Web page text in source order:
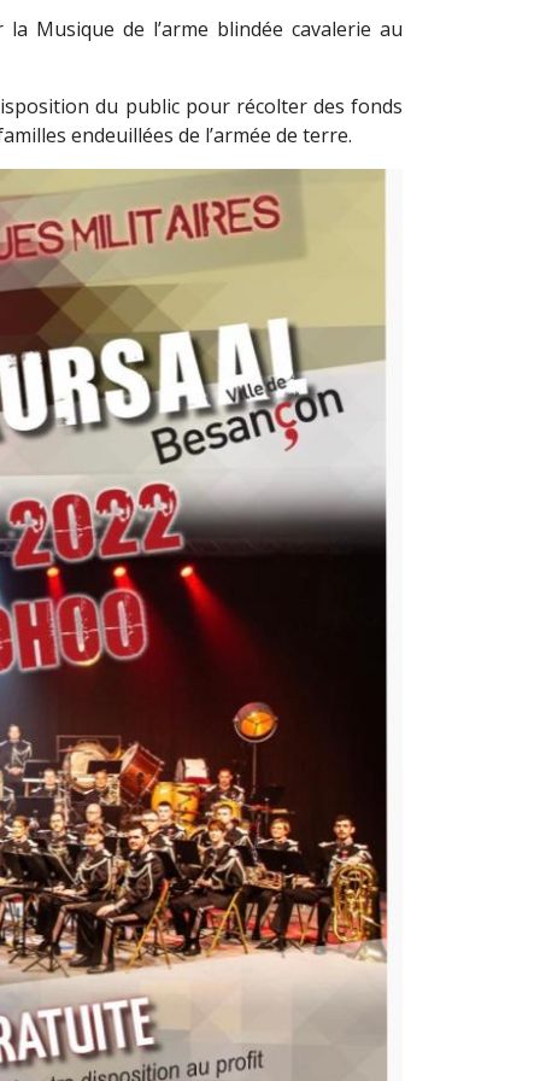
Musique de l’arme blindée cavalerie au
du public pour récolter des fonds
endeuillées de l’armée de terre.